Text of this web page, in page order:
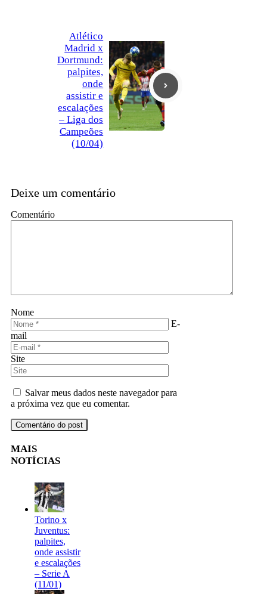
Atlético
Madrid x
Dortmund:
palpites,
onde
assistir e
escalações
– Liga dos
Campeões
(10/04)
Deixe um comentário
Comentário
Nome
E-
mail
Site
Salvar meus dados neste navegador para
a próxima vez que eu comentar.
MAIS
NOTÍCIAS
Torino x
Juventus:
palpites,
onde assistir
e escalações
– Serie A
(11/01)